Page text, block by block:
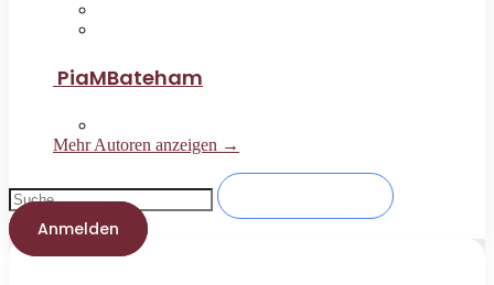
PiaMBateham
Mehr Autoren anzeigen →
Anmelden